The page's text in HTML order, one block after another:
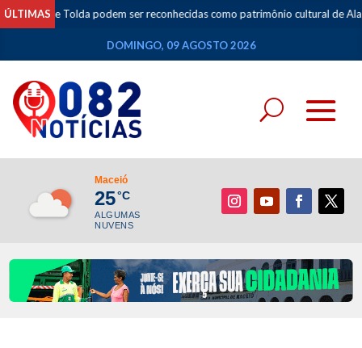
ÚLTIMAS
Tolda podem ser reconhecidas como patrimônio cultural de Alagoas •
DOMINGO, 09 AGOSTO 2026
Maceió
25°C
ALGUMAS
NUVENS